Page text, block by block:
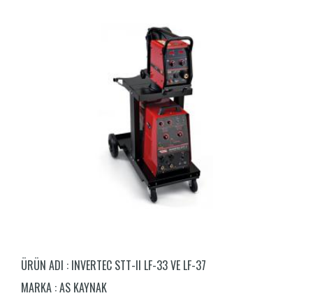
ÜRÜN ADI : INVERTEC STT-II LF-33 VE LF-37
MARKA :AS KAYNAK